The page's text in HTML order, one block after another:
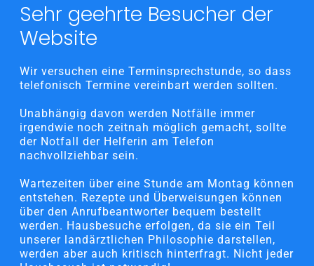
Sehr geehrte Besucher der
Website
Wir versuchen eine Terminsprechstunde, so dass
telefonisch Termine vereinbart werden sollten.
Unabhängig davon werden Notfälle immer
irgendwie noch zeitnah möglich gemacht, sollte
der Notfall der Helferin am Telefon
nachvollziehbar sein.
Wartezeiten über eine Stunde am Montag können
entstehen. Rezepte und Überweisungen können
über den Anrufbeantworter bequem bestellt
werden. Hausbesuche erfolgen, da sie ein Teil
unserer landärztlichen Philosophie darstellen,
werden aber auch kritisch hinterfragt. Nicht jeder